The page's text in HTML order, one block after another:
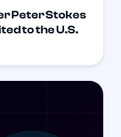
Peter Stokes
to the U.S.